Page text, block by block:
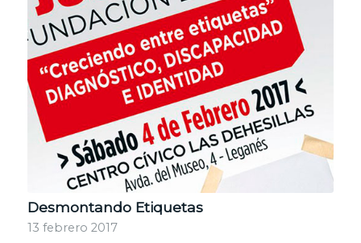
Desmontando Etiquetas
13 febrero 2017